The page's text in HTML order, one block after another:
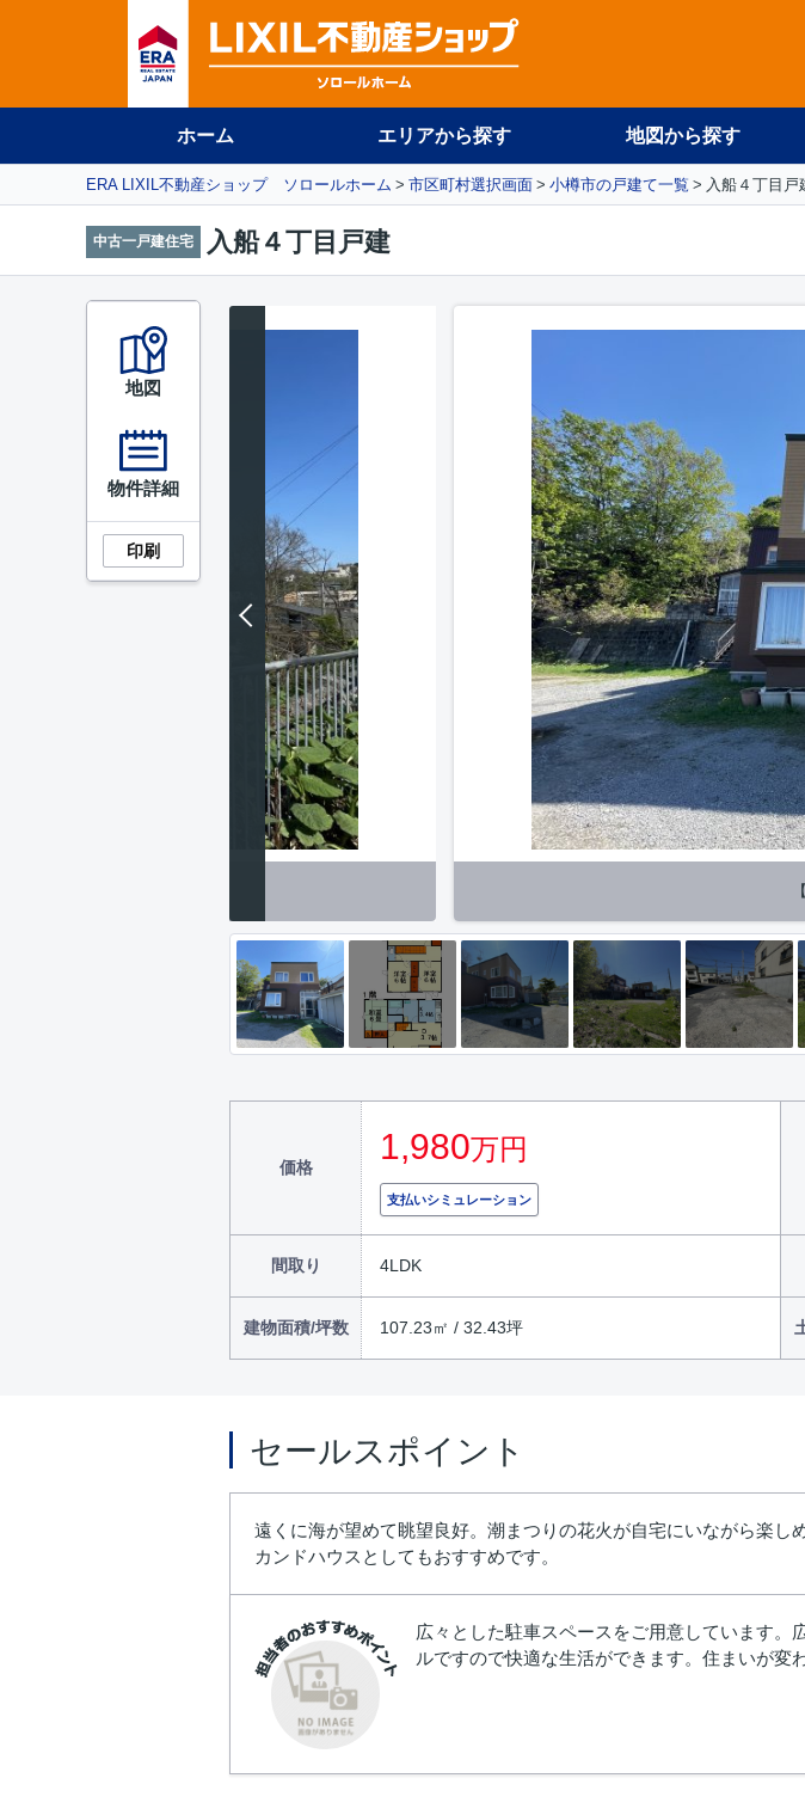
ホーム エリアから探す 地図から探す
ERA LIXIL不動産ショップ ソロールホーム 市区町村選択画面 小樽市の戸建て一覧 入船４丁目戸
中古一戸建住宅 入船４丁目戸建
価格
1,980万円
支払いシミュレーション
間取り 4LDK
建物面積/坪数 107.23㎡ / 32.43坪
地図
物件詳細
印刷
セールスポイント
遠くに海が望めて眺望良好。潮まつりの花火が自宅にいながら楽
カンドハウスとしてもおすすめです。
広々とした駐車スペースをご用意しています。
ルですので快適な生活ができます。住まいが変